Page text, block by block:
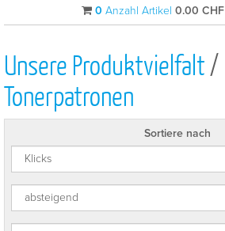
0 Anzahl Artikel 0.00 CHF
Unsere Produktvielfalt/
Tonerpatronen
Sortiere nach